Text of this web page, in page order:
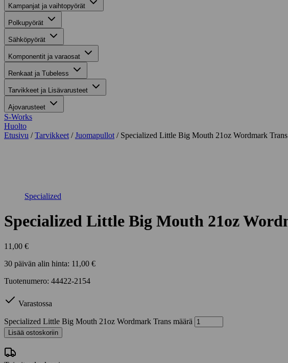
Kampanjat ja vaihtopyörät
Polkupyörät
Sähköpyörät
Komponentit ja varaosat
Renkaat ja Tubeless
Tarvikkeet ja Lisävarusteet
Ajovarusteet
S-Works
Huolto
Etusivu /Tarvikkeet /Juomapullot / Specialized Little Big Mouth 21oz Wordmark Trans
Specialized
Specialized Little Big Mouth 21oz
11,00 €
30 päivän alin hinta: 11,00 €
Tuotenumero: 44422-2154
Varastossa
Specialized Little Big Mouth 21oz Wordmark Trans määrä
Lisää ostoskoriin